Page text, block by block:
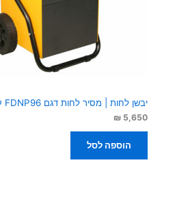
יבשן לחות | מסיר לחות דגם FDNP96 עם משאבה
5,650
₪
הוספה לסל